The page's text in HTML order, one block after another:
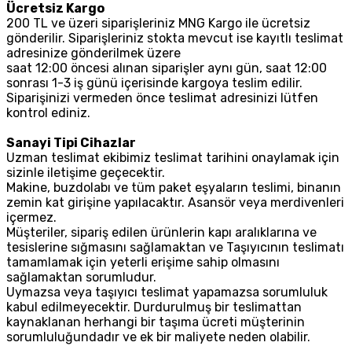
Ücretsiz Kargo
200 TL ve üzeri siparişleriniz MNG Kargo ile ücretsiz
gönderilir. Siparişleriniz stokta mevcut ise kayıtlı teslimat
adresinize gönderilmek üzere
saat 12:00 öncesi alınan siparişler aynı gün, saat 12:00
sonrası 1-3 iş günü içerisinde kargoya teslim edilir.
Siparişinizi vermeden önce teslimat adresinizi lütfen
kontrol ediniz.
Sanayi Tipi Cihazlar
Uzman teslimat ekibimiz teslimat tarihini onaylamak için
sizinle iletişime geçecektir.
Makine, buzdolabı ve tüm paket eşyaların teslimi, binanın
zemin kat girişine yapılacaktır. Asansör veya merdivenleri
içermez.
Müşteriler, sipariş edilen ürünlerin kapı aralıklarına ve
tesislerine sığmasını sağlamaktan ve Taşıyıcının teslimatı
tamamlamak için yeterli erişime sahip olmasını
sağlamaktan sorumludur.
Uymazsa veya taşıyıcı teslimat yapamazsa sorumluluk
kabul edilmeyecektir. Durdurulmuş bir teslimattan
kaynaklanan herhangi bir taşıma ücreti müşterinin
sorumluluğundadır ve ek bir maliyete neden olabilir.